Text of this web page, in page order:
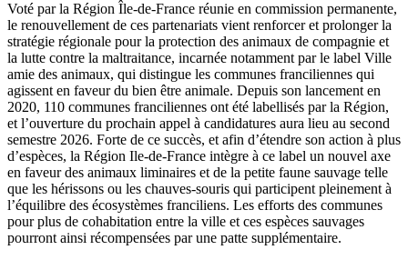
Voté par la Région Île-de-France réunie en commission permanente,
le renouvellement de ces partenariats vient renforcer et prolonger la
stratégie régionale pour la protection des animaux de compagnie et
la lutte contre la maltraitance, incarnée notamment par le label Ville
amie des animaux, qui distingue les communes franciliennes qui
agissent en faveur du bien être animale. Depuis son lancement en
2020, 110 communes franciliennes ont été labellisés par la Région,
et l’ouverture du prochain appel à candidatures aura lieu au second
semestre 2026. Forte de ce succès, et afin d’étendre son action à plus
d’espèces, la Région Ile-de-France intègre à ce label un nouvel axe
en faveur des animaux liminaires et de la petite faune sauvage telle
que les hérissons ou les chauves-souris qui participent pleinement à
l’équilibre des écosystèmes franciliens. Les efforts des communes
pour plus de cohabitation entre la ville et ces espèces sauvages
pourront ainsi récompensées par une patte supplémentaire.